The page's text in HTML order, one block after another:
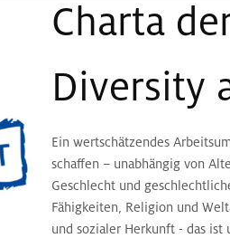
Charta
Diversity
Ein wertschätzendes
schaffen – unabhängig von
Geschlecht und
Fähigkeiten, Religion und
und sozialer Herkunft - das ist